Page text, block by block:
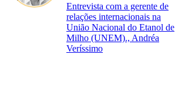
Entrevista com a gerente de
relações internacionais na
União Nacional do Etanol de
Milho (UNEM)., Andréa
Veríssimo